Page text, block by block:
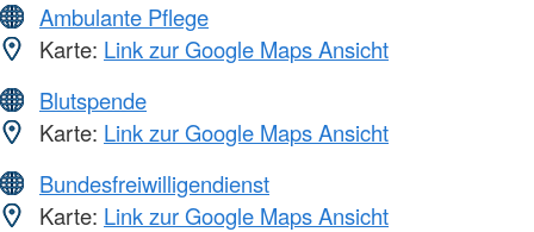
Ambulante Pflege
Karte: Link zur Google Maps Ansicht
Blutspende
Karte: Link zur Google Maps Ansicht
Bundesfreiwilligendienst
Karte: Link zur Google Maps Ansicht